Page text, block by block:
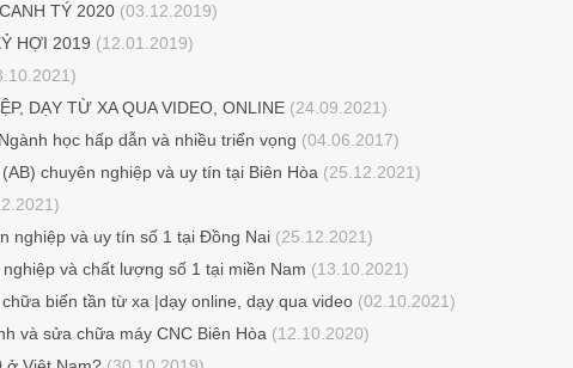
TÝ 2020 (03.12.2019)
HỢI 2019 (12.01.2019)
DẠY TỪ XA QUA VIDEO, ONLINE (24.09.2021)
học hấp dẫn và nhiều triển vọng (04.06.2017)
chuyên nghiệp và uy tín tại Biên Hòa (25.12.2021)
nghiệp và uy tín số 1 tại Đồng Nai (25.12.2021)
và chất lượng số 1 tại miền Nam (13.10.2021)
biến tần từ xa |dạy online, dạy qua video (02.10.2021)
và sửa chữa máy CNC Biên Hòa (12.10.2020)